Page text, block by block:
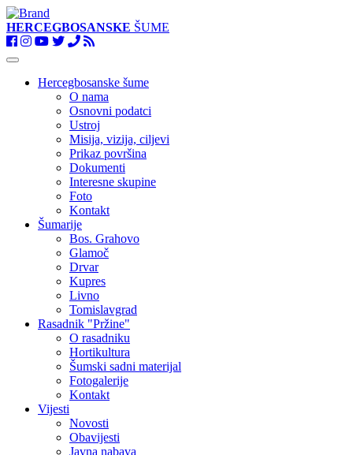
HERCEGBOSANSKE ŠUME
Toggle
navigationHercegbosanske šume
O nama
Osnovni podatci
Ustroj
Misija, vizija, ciljevi
Prikaz površina
Dokumenti
Interesne skupine
Foto
Kontakt
Šumarije
Bos. Grahovo
Glamoč
Drvar
Kupres
Livno
Tomislavgrad
Rasadnik "Pržine"
O rasadniku
Hortikultura
Šumski sadni materijal
Fotogalerije
Kontakt
Vijesti
Novosti
Obavijesti
Javna nabava